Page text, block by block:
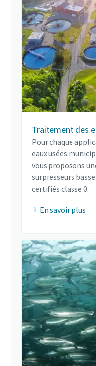
Traitement des
Pour chaque
eaux usées
vous proposons
surpresseurs
certifiés classe 0.
En savoir plus